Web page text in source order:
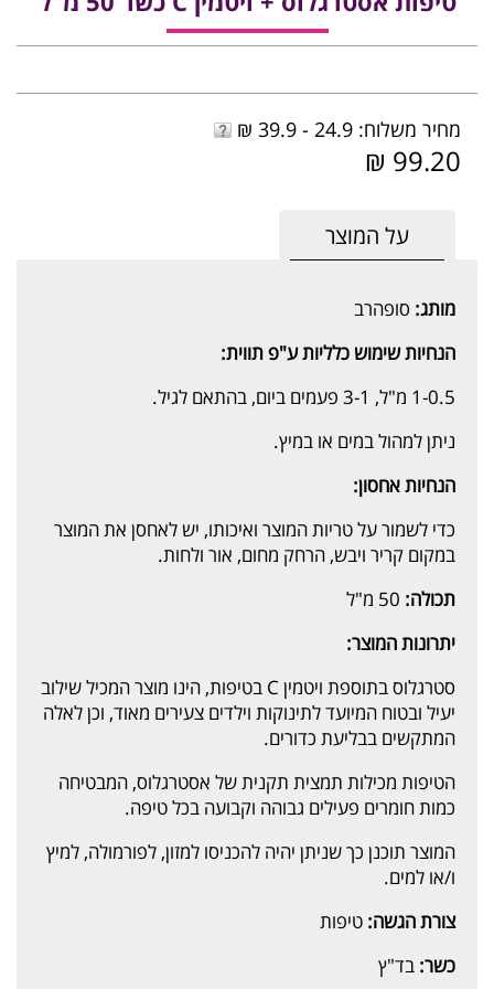
מחיר משלוח: 24.9 - 39.9 ₪
99.20 ₪
על המוצר
מותג: סופהרב
הנחיות שימוש כלליות ע"פ תווית:
1-0.5 מ"ל, 3-1 פעמים ביום, בהתאם לגיל.
ניתן למהול במים או במיץ.
הנחיות אחסון:
כדי לשמור על טריות המוצר ואיכותו, יש לאחסן את המוצר
במקום קריר ויבש, הרחק מחום, אור ולחות.
תכולה:
יתרונות המוצר:
סטרגלוס בתוספת ויטמין C בטיפות, הינו מוצר המכיל שילוב
יעיל ובטוח המיועד לתינוקות וילדים צעירים מאוד, וכן לאלה
המתקשים בבליעת כדורים.
הטיפות מכילות תמצית תקנית של אסטרגלוס, המבטיחה
כמות חומרים פעילים גבוהה וקבועה בכל טיפה.
המוצר תוכנן כך שניתן יהיה להכניסו למזון, לפורמולה, למיץ
ו/או למים.
צורת הגשה: טיפות
כשר: בד"ץ